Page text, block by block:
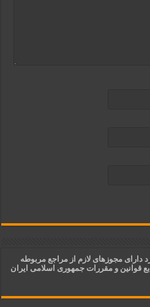
مجوزهای لازم از مراجع مربوطه
قوانین و مقررات جمهوری اسلامی ایران